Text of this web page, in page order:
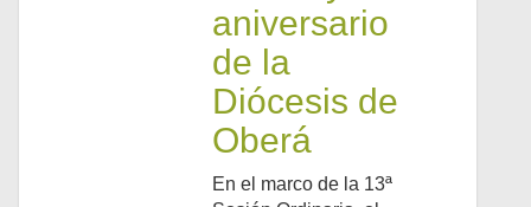
aniversario
de la
Diócesis de
Oberá
En el marco de la 13ª